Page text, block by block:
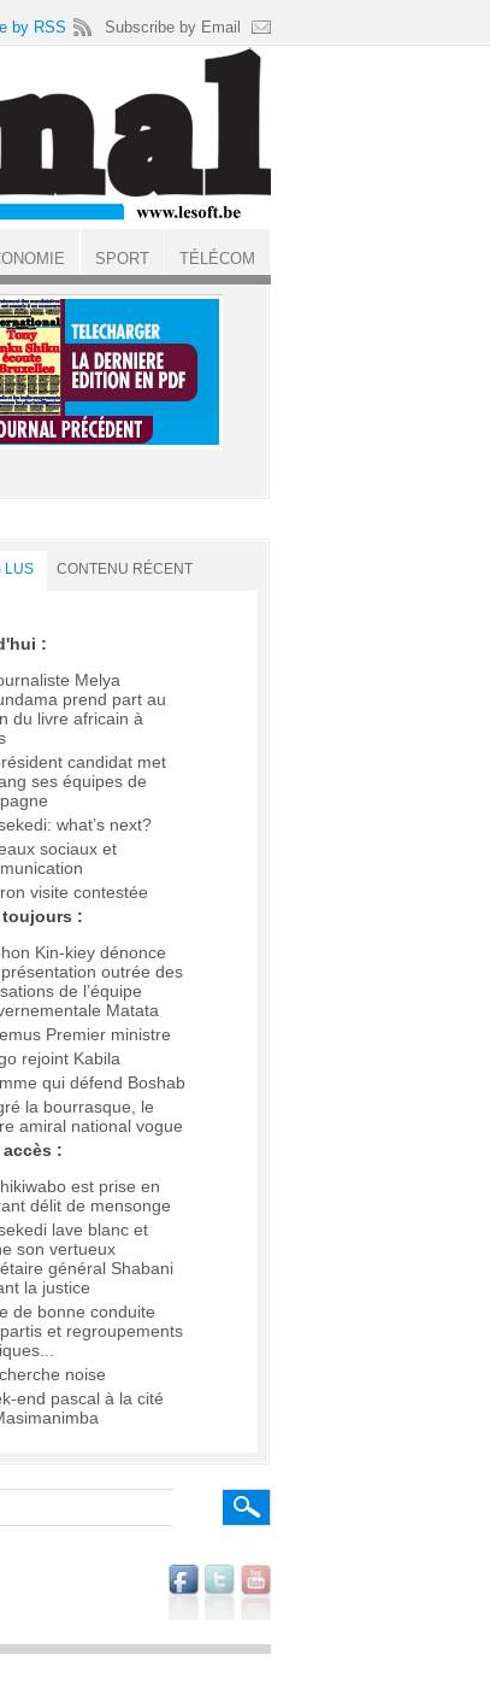
LUS CONTENU RÉCENT
:
Melya
prend part au
du livre africain à
candidat met
ses équipes de
what’s next?
sociaux et
visite contestée
toujours :
Kin-kiey dénonce
outrée des
de l’équipe
Matata
Premier ministre
rejoint Kabila
qui défend Boshab
la bourrasque, le
amiral national vogue
accès :
est prise en
délit de mensonge
lave blanc et
son vertueux
général Shabani
la justice
de bonne conduite
et regroupements
noise
end pascal à la cité
by RSS Subscribe by Email
SPORT TÉLÉCOM